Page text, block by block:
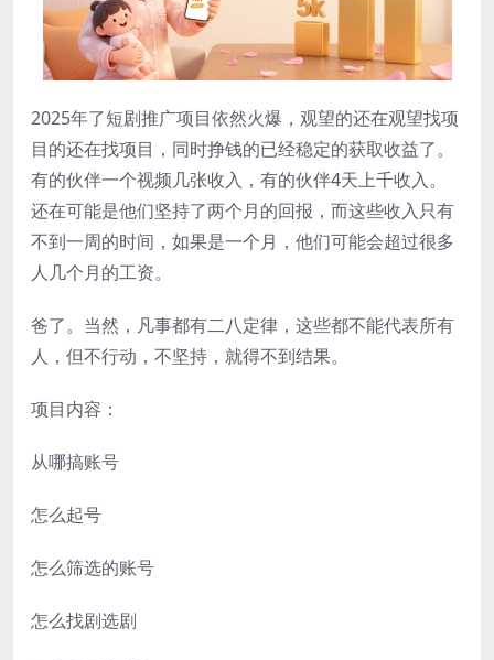
2025年了短剧推广项目依然火爆，观望的还在观望找项
目的还在找项目，同时挣钱的已经稳定的获取收益了。
有的伙伴一个视频几张收入，有的伙伴4天上千收入。
还在可能是他们坚持了两个月的回报，而这些收入只有
不到一周的时间，如果是一个月，他们可能会超过很多
人几个月的工资。
爸了。当然，凡事都有二八定律，这些都不能代表所有
人，但不行动，不坚持，就得不到结果。
项目内容：
从哪搞账号
怎么起号
怎么筛选的账号
怎么找剧选剧